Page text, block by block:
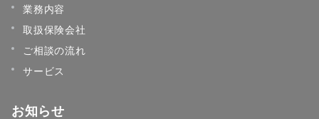
業務内容
取扱保険会社
ご相談の流れ
サービス
お知らせ